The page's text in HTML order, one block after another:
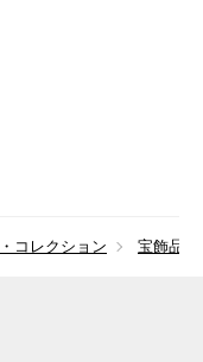
コレクション 宝飾品